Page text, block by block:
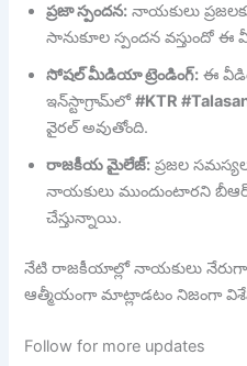
ప్రజా స్పందన: నాయకులు
సానుకూల స్పందన వస్తుందో
సోషల్ మీడియా ట్రెండింగ్: ఈ
ఇన్‌స్టాగ్రామ్‌లో#KTR
వైరల్ అవుతోంది.
రాజకీయ మైలేజ్: ప్రజల
నాయకులు ముందుంటారని
చేస్తున్నాయి.
నేటి రాజకీయాల్లో నాయకులు
ఆత్మీయంగా మాట్లాడటం నిజంగా
Follow for more updates